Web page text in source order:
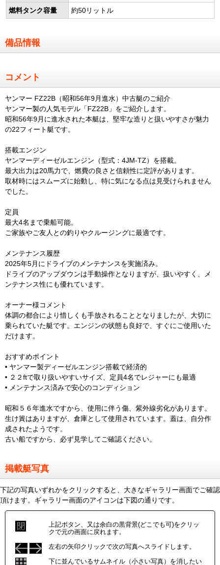
燃料タンク容量 約50リットル
備品情報
コメント
ヤンマー FZ22B（昭和56年9月進水）中古艇のご紹介
ヤンマー製の人気モデル「FZ22B」をご紹介します。
昭和56年9月に進水された本艇は、堅牢な造りと扱いやすさが魅力
の22フィート艇です。
搭載エンジン
ヤンマーディーゼルエンジン（型式：4JM-TZ）を搭載。
最大出力は20馬力で、燃費の良さと信頼性に定評があります。
取材時にはスムーズに始動し、特に気になる点は見受けられません
でした。
定員
最大4名まで乗船可能。
ご家族やご友人との釣りやクルージングに最適です。
メンテナンス履歴
2025年5月にドライブのメンテナンスを実施済み。
ドライブのアップダウンは手動操作となりますが、扱いやすく、メ
ンテナンス性にも優れています。
オーナー様コメント
体調の都合により惜しくも手放されることとなりましたが、大切に
乗られていた艇です。エンジンの状態も良好で、すぐにご使用いた
だけます。
おすすめポイント
• ヤンマー製ディーゼルエンジン搭載で経済的
• ２２ftで取り扱いやすいサイズ、定員4名でレジャーにも最適
• メンテナンス済みで安心のコンディション
昭和５６年進水ですから、使用に伴う傷、紫外線劣化があります。
生け簀はありますが、倉庫として使用されています。蓋は、自分作
成されたようです。
古い船ですから、必ず見学してご確認ください。
掲載艇写真
下記の写真いずれかをクリックすると、大きなギャラリー画面でご確認
頂けます。ギャラリー画面のアイコンは下図の通りです。
上記ボタン、又は余白の黒背景(どこでも可)をクリッ
クで元の画面に戻れます。
左右の矢印クリックで次の写真へスライドします。
下に並んでいるサムネイル（小さい写真）を消したい